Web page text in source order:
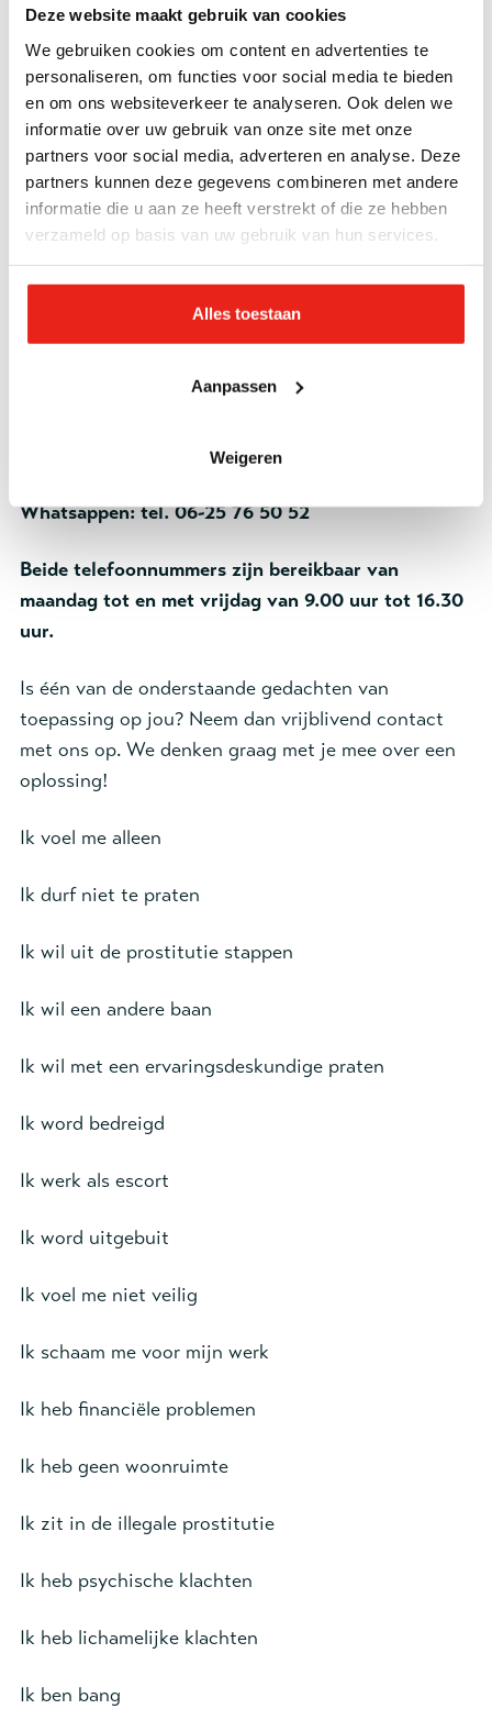
Deze website maakt gebruik van cookies
We gebruiken cookies om content en advertenties te
personaliseren, om functies voor social media te bieden
en om ons websiteverkeer te analyseren. Ook delen we
informatie over uw gebruik van onze site met onze
partners voor social media, adverteren en analyse. Deze
partners kunnen deze gegevens combineren met andere
informatie die u aan ze heeft verstrekt of die ze hebben
verzameld op basis van uw gebruik van hun services.
Alles toestaan
Aanpassen
Weigeren
hoe jij met ons in contact wilt blijven. We kunnen
bellen of appen, maar we kunnen ook ergens koffie
gaan drinken of bij jou thuis komen.
Laat het ons weten, we zijn er voor je!
Liefs, team Terecht!
Contactgegevens:
E-mail: terecht@legerdesheils.nl
Helmond en omliggende gemeenten)? Je kunt ons
Whatsappen: tel. 06-25 76 50 52
Beide telefoonnummers zijn bereikbaar van
maandag tot en met vrijdag van 9.00 uur tot 16.30
uur.
Is één van de onderstaande gedachten van
toepassing op jou? Neem dan vrijblivend contact
met ons op. We denken graag met je mee over een
oplossing!
Ik voel me alleen
Ik durf niet te praten
Ik wil uit de prostitutie stappen
Ik wil een andere baan
Ik wil met een ervaringsdeskundige praten
Ik word bedreigd
Ik werk als escort
Ik word uitgebuit
Ik voel me niet veilig
Ik schaam me voor mijn werk
Ik heb financiële problemen
Ik heb geen woonruimte
Ik zit in de illegale prostitutie
Ik heb psychische klachten
Ik heb lichamelijke klachten
Ik ben bang